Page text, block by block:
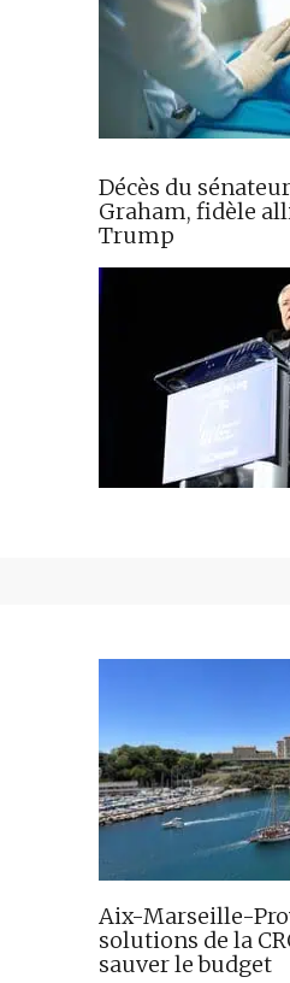
Décès du
Graham, fidèle
Trump
Aix-Marseille-
solutions de la
sauver le budget